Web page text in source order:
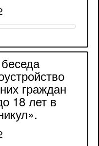
граждан
18 лет в